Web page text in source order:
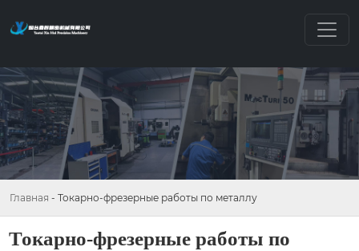
Главная - Токарно-фрезерные работы по металлу
Токарно-фрезерные работы по